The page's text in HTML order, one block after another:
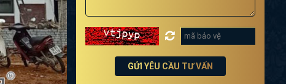
GỬI YÊU CẦU TƯ VẤN